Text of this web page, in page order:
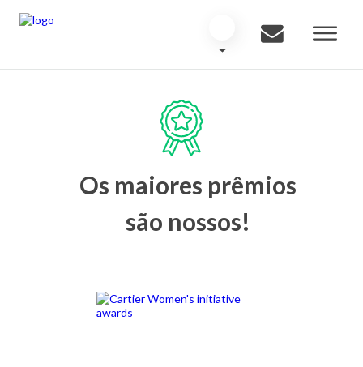
Os maiores prêmios
são nossos!